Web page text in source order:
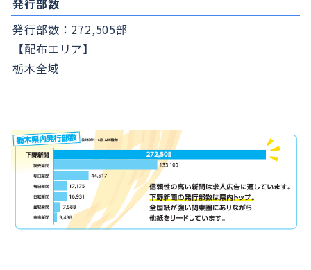
発行部数
発行部数：272,505部
【配布エリア】
栃木全域